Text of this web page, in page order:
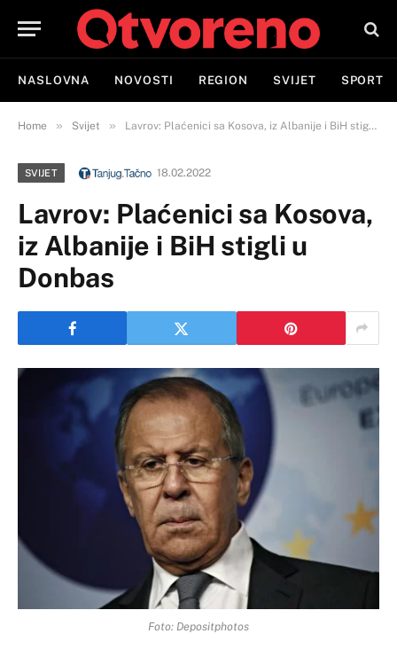
NASLOVNA NOVOSTI REGION SVIJET SPORT
Home » Svijet » Lavrov: Plaćenici sa Kosova, iz Albanije i BiH stigli u Donbas
SVIJET 18.02.2022
Lavrov: Plaćenici sa Kosova,
iz Albanije i BiH stigli u
Donbas
Foto: Depositphotos